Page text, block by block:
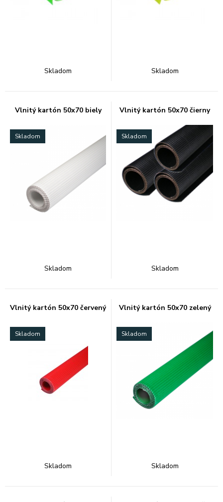
Skladom Skladom
Vlnitý kartón 50x70 biely
Skladom
Skladom
Vlnitý kartón 50x70 čierny
Skladom
Skladom
Vlnitý kartón 50x70 červený
Skladom
Skladom
Vlnitý kartón 50x70 zelený
Skladom
Skladom